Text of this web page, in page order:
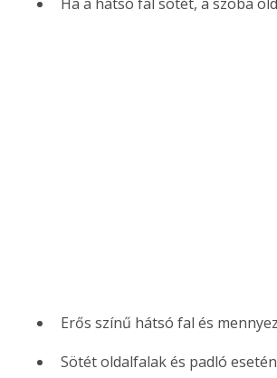
Erős színű hátsó fal és
Sötét oldalfalak és padló